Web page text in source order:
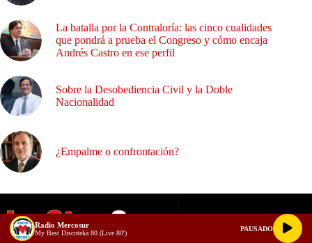
La batalla por la Contraloría: las cinco cualidades
que pondrá a prueba el Congreso y cómo encaja
Andrés Castro en ese perfil
Sobre la Desobediencia Civil y la Doble
Nacionalidad
¿Empalme o confrontación?
Radio Mercosur
My Best Discoteka 80 (Live 80')
PAUSADO